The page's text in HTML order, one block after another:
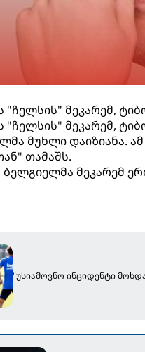
მეკარემ,
მეკარემ,
მუხლი დაიზიანა.
თამაშს.
მეკარემ
"უსიამოვნო ინციდენტი